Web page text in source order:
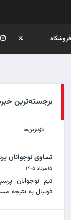
فروشگاه
برجسته‌ترین
تازه‌ترین‌ها
تساوی نوجوانان
۱۵ مرداد ۱۴۰۵
تیم نوجوانان
فوتبال به نتیجه